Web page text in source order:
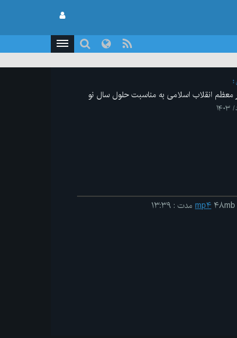
معظم انقلاب اسلامی به مناسبت حلول سال نو
mp۴ ۴۸mb مدت : ۱۳:۳۹